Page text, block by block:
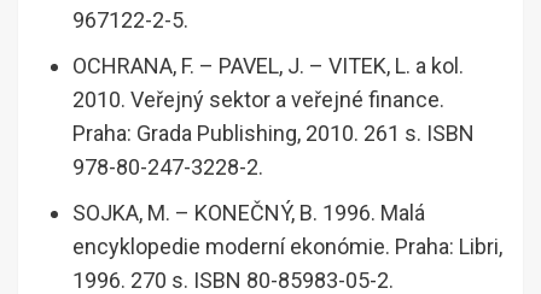
967122-2-5.
OCHRANA, F. – PAVEL, J. – VITEK, L. a kol.
2010. Veřejný sektor a veřejné finance.
Praha: Grada Publishing, 2010. 261 s. ISBN
978-80-247-3228-2.
SOJKA, M. – KONEČNÝ, B. 1996. Malá
encyklopedie moderní ekonómie. Praha: Libri,
1996. 270 s. ISBN 80-85983-05-2.